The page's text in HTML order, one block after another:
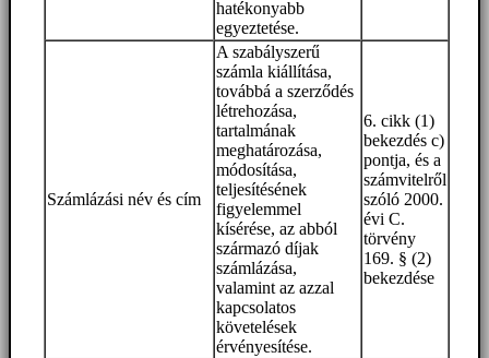
hatékonyabb
egyeztetése.
Számlázási név és cím
A szabályszerű
számla kiállítása,
továbbá a szerződés
létrehozása,
tartalmának
meghatározása,
módosítása,
teljesítésének
figyelemmel
kísérése, az abból
származó díjak
számlázása,
valamint az azzal
kapcsolatos
követelések
érvényesítése.
6. cikk (1)
bekezdés c)
pontja, és a
számvitelről
szóló 2000.
évi C.
törvény
169. § (2)
bekezdése